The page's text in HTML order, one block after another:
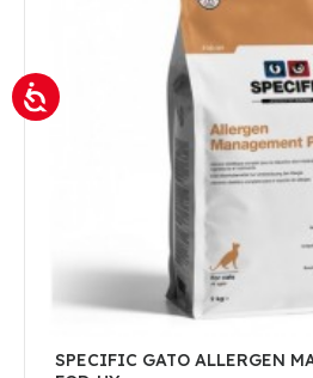
SPECIFIC GATO ALLERGEN